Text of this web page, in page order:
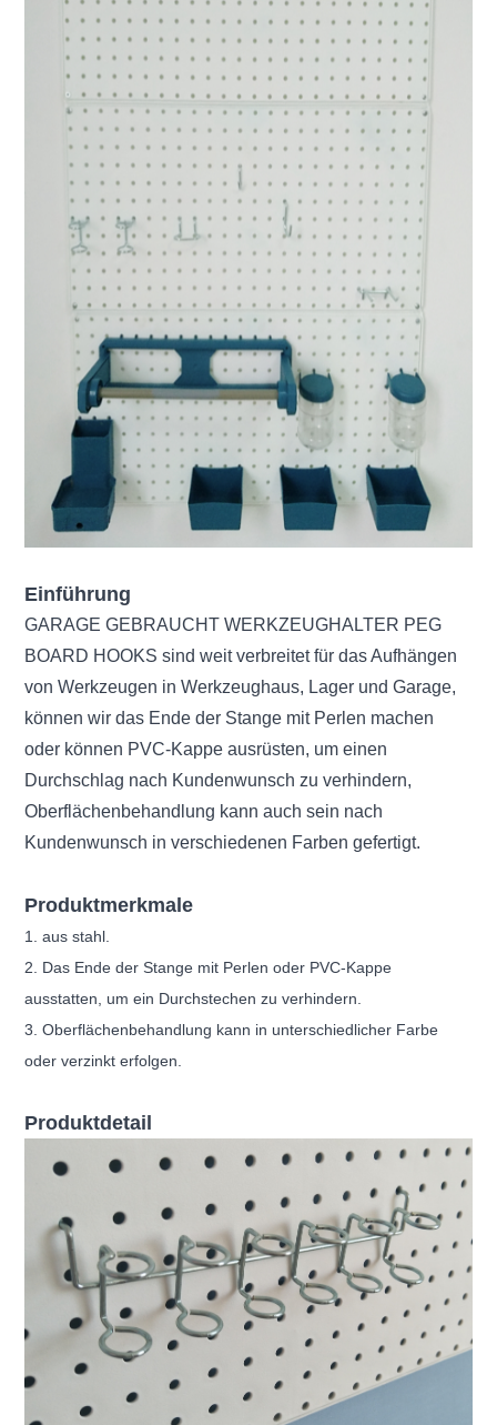
Einführung
GARAGE GEBRAUCHT WERKZEUGHALTER PEG
BOARD HOOKS sind weit verbreitet für das Aufhängen
von Werkzeugen in Werkzeughaus, Lager und Garage,
können wir das Ende der Stange mit Perlen machen
oder können PVC-Kappe ausrüsten, um einen
Durchschlag nach Kundenwunsch zu verhindern,
Oberflächenbehandlung kann auch sein nach
Kundenwunsch in verschiedenen Farben gefertigt.
Produktmerkmale
1. aus stahl.
2. Das Ende der Stange mit Perlen oder PVC-Kappe
ausstatten, um ein Durchstechen zu verhindern.
3. Oberflächenbehandlung kann in unterschiedlicher Farbe
oder verzinkt erfolgen.
Produktdetail